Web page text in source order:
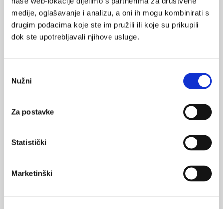
medije, oglašavanje i analizu, a oni ih mogu kombinirati s
drugim podacima koje ste im pružili ili koje su prikupili
dok ste upotrebljavali njihove usluge.
pristanka
Nužni
Za postavke
Statistički
Marketinški
najčešće uspješno.
Izvor: Hrvatski zavod za zdravstveno osiguranje
SVIĐA
MI SE
POVRATAK